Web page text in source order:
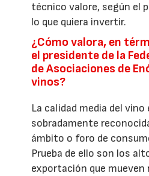
técnico valore, según el
lo que quiera invertir.
¿Cómo valora, en
el presidente de la
de Asociaciones de
vinos?
La calidad media del
sobradamente
ámbito o foro de
Prueba de ello son los
exportación que mueven